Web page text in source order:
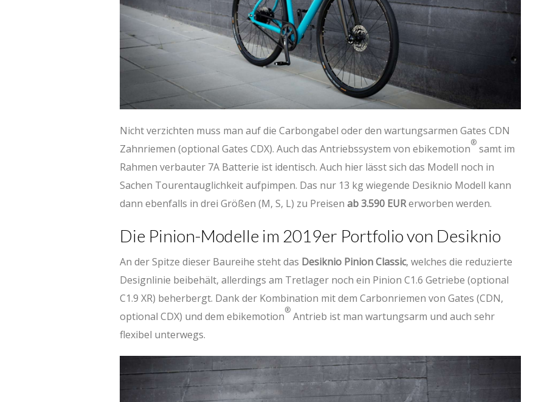
Nicht verzichten muss man auf die Carbongabel oder den wartungsarmen Gates CDN
Zahnriemen (optional Gates CDX). Auch das Antriebssystem von ebikemotion® samt im
Rahmen verbauter 7A Batterie ist identisch. Auch hier lässt sich das Modell noch in
Sachen Tourentauglichkeit aufpimpen. Das nur 13 kg wiegende Desiknio Modell kann
dann ebenfalls in drei Größen (M, S, L) zu Preisen ab 3.590 EURerworben werden.
Die Pinion-Modelle im 2019er Portfolio von Desiknio
An der Spitze dieser Baureihe steht das Desiknio Pinion Classic, welches die reduzierte
Designlinie beibehält, allerdings am Tretlager noch ein Pinion C1.6 Getriebe (optional
C1.9 XR) beherbergt. Dank der Kombination mit dem Carbonriemen von Gates (CDN,
optional CDX) und dem ebikemotion® Antrieb ist man wartungsarm und auch sehr
flexibel unterwegs.